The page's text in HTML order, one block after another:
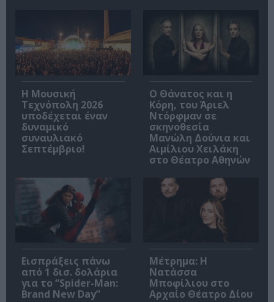
Η Μουσική
Τεχνόπολη 2026
υποδέχεται έναν
δυναμικό
συναυλιακό
Σεπτέμβριο!
Ο Θάνατος και η
Κόρη, του Άριελ
Ντόρφμαν σε
σκηνοθεσία
Μανώλη Δούνια και
Αιμίλιου Χειλάκη
στο Θέατρο Αθηνών
Εισπράξεις πάνω
από 1 δισ. δολάρια
για το “Spider-Man:
Brand New Day”
Μέτρημα: Η
Νατάσσα
Μποφίλιου στο
Αρχαίο Θέατρο Δίου